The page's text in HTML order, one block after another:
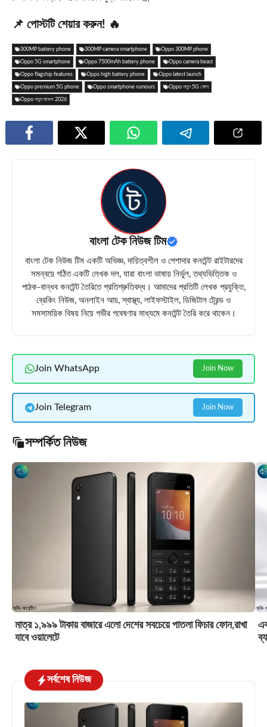
📌 পোস্টটি শেয়ার করুন! 🔥
300MP battery phone 300MP camera smartphone Oppo 300MP phone
Oppo 5G smartphone Oppo 7500mAh battery phone Oppo camera beast
Oppo flagship features Oppo high battery phone Oppo latest launch
Oppo premium 5G phone Oppo smartphone rumours Oppo নতুন 5G ফোন
Oppo নতুন মডেল 2026
বাংলা টেক নিউজ টিম
বাংলা টেক নিউজ টিম একটি অভিজ্ঞ, দায়িত্বশীল ও পেশাদার কনটেন্ট রাইটারদের
সমন্বয়ে গঠিত একটি লেখক দল, যারা বাংলা ভাষায় নির্ভুল, তথ্যভিত্তিক ও
পাঠক-বান্ধব কনটেন্ট তৈরিতে প্রতিশ্রুতিবদ্ধ। আমাদের প্রতিটি লেখক প্রযুক্তি,
ব্রেকিং নিউজ, অনলাইন আয়, স্বাস্থ্য, লাইফস্টাইল, ডিজিটাল ট্রেন্ড ও
সমসাময়িক বিষয় নিয়ে গভীর গবেষণার মাধ্যমে কনটেন্ট তৈরি করে থাকেন।
Join WhatsApp Join Now
Join Telegram Join Now
সম্পর্কিত নিউজ
মাত্র ১,৯৯৯ টাকায় বাজারে এলো দেশের সবচেয়ে পাতলা ফিচার ফোন,রাখা
যাবে ওয়ালেটে
সর্বশেষ নিউজ